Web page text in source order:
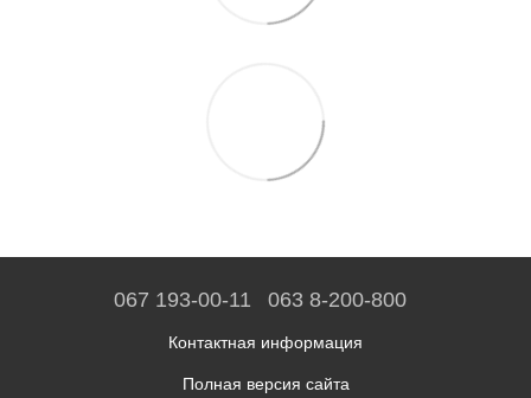
067 193-00-11 063 8-200-800
Контактная информация
Полная версия сайта